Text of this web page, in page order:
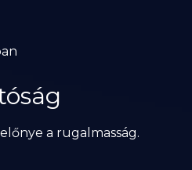
a rugalmasság.